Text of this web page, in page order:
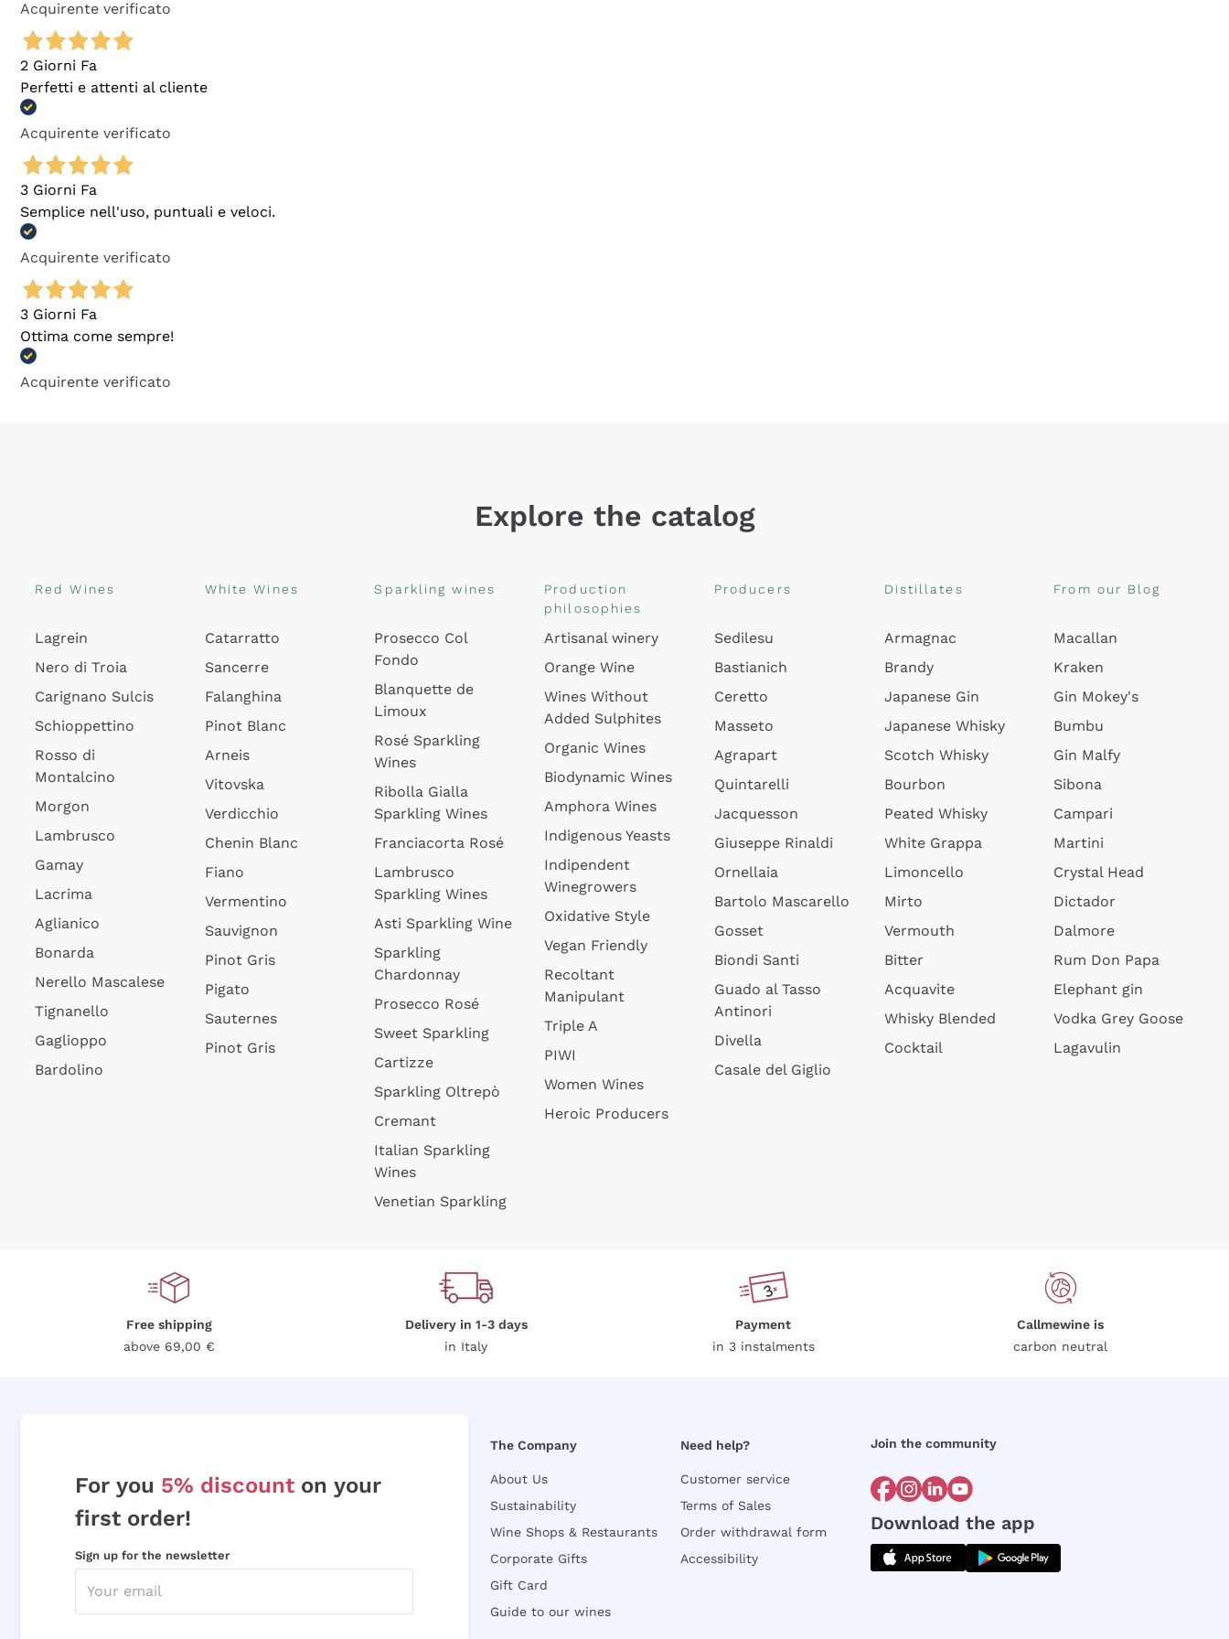
Acquirente verificato
2 Giorni Fa
Perfetti e attenti al cliente
Acquirente verificato
3 Giorni Fa
Semplice nell'uso, puntuali e veloci.
Acquirente verificato
3 Giorni Fa
Ottima come sempre!
Acquirente verificato
Explore the catalog
Red Wines
Lagrein
Nero di Troia
Carignano Sulcis
Schioppettino
Rosso di
Montalcino
Morgon
Lambrusco
Gamay
Lacrima
Aglianico
Bonarda
Nerello Mascalese
Tignanello
Gaglioppo
Bardolino
White Wines
Catarratto
Sancerre
Falanghina
Pinot Blanc
Arneis
Vitovska
Verdicchio
Chenin Blanc
Fiano
Vermentino
Sauvignon
Pinot Gris
Pigato
Sauternes
Pinot Gris
Sparkling wines
Prosecco Col
Fondo
Blanquette de
Limoux
Rosé Sparkling
Wines
Ribolla Gialla
Sparkling Wines
Franciacorta Rosé
Lambrusco
Sparkling Wines
Asti Sparkling Wine
Sparkling
Chardonnay
Prosecco Rosé
Sweet Sparkling
Cartizze
Sparkling Oltrepò
Cremant
Italian Sparkling
Wines
Venetian Sparkling
Production
philosophies
Artisanal winery
Orange Wine
Wines Without
Added Sulphites
Organic Wines
Biodynamic Wines
Amphora Wines
Indigenous Yeasts
Indipendent
Winegrowers
Oxidative Style
Vegan Friendly
Recoltant
Manipulant
Triple A
PIWI
Women Wines
Heroic Producers
Producers
Sedilesu
Bastianich
Ceretto
Masseto
Agrapart
Quintarelli
Jacquesson
Giuseppe Rinaldi
Ornellaia
Bartolo Mascarello
Gosset
Biondi Santi
Guado al Tasso
Antinori
Divella
Casale del Giglio
Distillates
Armagnac
Brandy
Japanese Gin
Japanese Whisky
Scotch Whisky
Bourbon
Peated Whisky
White Grappa
Limoncello
Mirto
Vermouth
Bitter
Acquavite
Whisky Blended
Cocktail
From our Blog
Macallan
Kraken
Gin Mokey's
Bumbu
Gin Malfy
Sibona
Campari
Martini
Crystal Head
Dictador
Dalmore
Rum Don Papa
Elephant gin
Vodka Grey Goose
Lagavulin
Free shipping
above 69,00 €
Delivery in 1-3 days
in Italy
Payment
in 3 instalments
Callmewine is
carbon neutral
For you 5% discount on your
first order!
Sign up for the newsletter
The Company
About Us
Sustainability
Wine Shops & Restaurants
Corporate Gifts
Gift Card
Guide to our wines
Need help?
Customer service
Terms of Sales
Order withdrawal form
Accessibility
Join the community
Download the app